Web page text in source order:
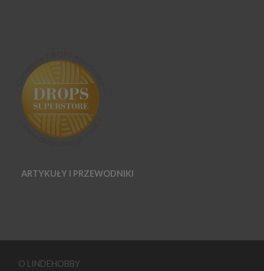
ARTYKUŁY I PRZEWODNIKI
O LINDEHOBBY